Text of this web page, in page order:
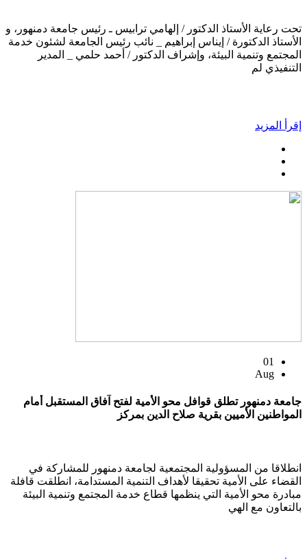
تحت رعاية الأستاذ الدكتور / إلهامي ترابيس ـ رئيس جامعة دمنهور، و
الأستاذ الدكتورة / إيناس إبراهيم _ نائب رئيس الجامعة لشئون خدمة
المجتمع وتنمية البيئة، وإشراف الدكتور / أحمد حلمي _ المدير
التنفيذي لم
إقرأ المزيد
01
Aug
جامعة دمنهور تطلق قوافل محو الأمية لفتح آفاق المستقبل أمام
المواطنين الأميين بقرية صلاح الدين بمركز
انطلاقا من المسؤولية المجتمعية لجامعة دمنهور للمشاركة في
القضاء على الأمية تحقيقا لأهداف التنمية المستدامة، انطلقت قافلة
مبادرة محو الأمية التي ينظمها قطاع خدمة المجتمع وتنمية البيئة
بالتعاون مع الهي